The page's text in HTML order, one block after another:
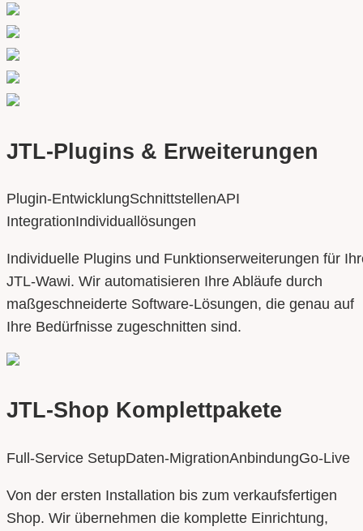
JTL-Plugins & Erweiterungen
Plugin-EntwicklungSchnittstellenAPI
IntegrationIndividuallösungen
Individuelle Plugins und Funktionserweiterungen für
JTL-Wawi. Wir automatisieren Ihre Abläufe durch
maßgeschneiderte Software-Lösungen, die genau auf
Ihre Bedürfnisse zugeschnitten sind.
JTL-Shop Komplettpakete
Full-Service SetupDaten-MigrationAnbindungGo-Live
Von der ersten Installation bis zum verkaufsfertigen
Shop. Wir übernehmen die komplette Einrichtung,